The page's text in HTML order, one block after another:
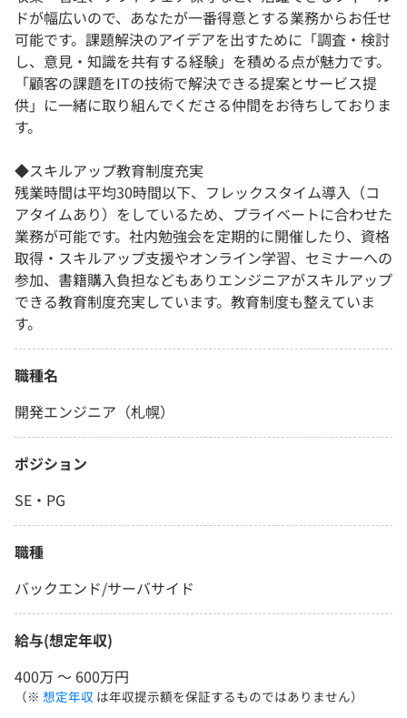
ドが幅広いので、あなたが一番得意とする業務からお任せ
可能です。課題解決のアイデアを出すために「調査・検討
し、意見・知識を共有する経験」を積める点が魅力です。
「顧客の課題をITの技術で解決できる提案とサービス提
供」に一緒に取り組んでくださる仲間をお待ちしておりま
す。
◆スキルアップ教育制度充実
残業時間は平均30時間以下、フレックスタイム導入（コ
アタイムあり）をしているため、プライベートに合わせた
業務が可能です。社内勉強会を定期的に開催したり、資格
取得・スキルアップ支援やオンライン学習、セミナーへの
参加、書籍購入負担などもありエンジニアがスキルアップ
できる教育制度充実しています。教育制度も整えていま
す。
職種名
開発エンジニア（札幌）
ポジション
SE・PG
職種
バックエンド/サーバサイド
給与(想定年収)
400万 〜 600万円
（※ 想定年収 は年収提示額を保証するものではありません）